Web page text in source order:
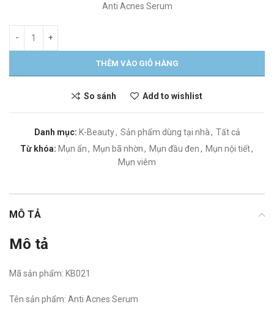
Anti Acnes Serum
THÊM VÀO GIỎ HÀNG
So sánh Add to wishlist
Danh mục: K-Beauty, Sản phẩm dùng tại nhà, Tất cả
Từ khóa: Mụn ẩn, Mụn bã nhờn, Mụn đầu đen, Mụn nội tiết,
Mụn viêm
MÔ TẢ
Mô tả
Mã sản phẩm: KB021
Tên sản phẩm: Anti Acnes Serum